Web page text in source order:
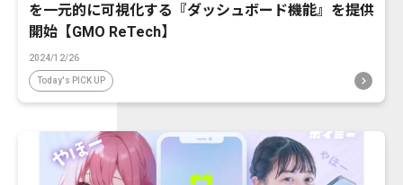
を一元的に可視化する『ダッシュボード機能』を提供
開始【GMO ReTech】
2024/12/26
Today's PICK UP